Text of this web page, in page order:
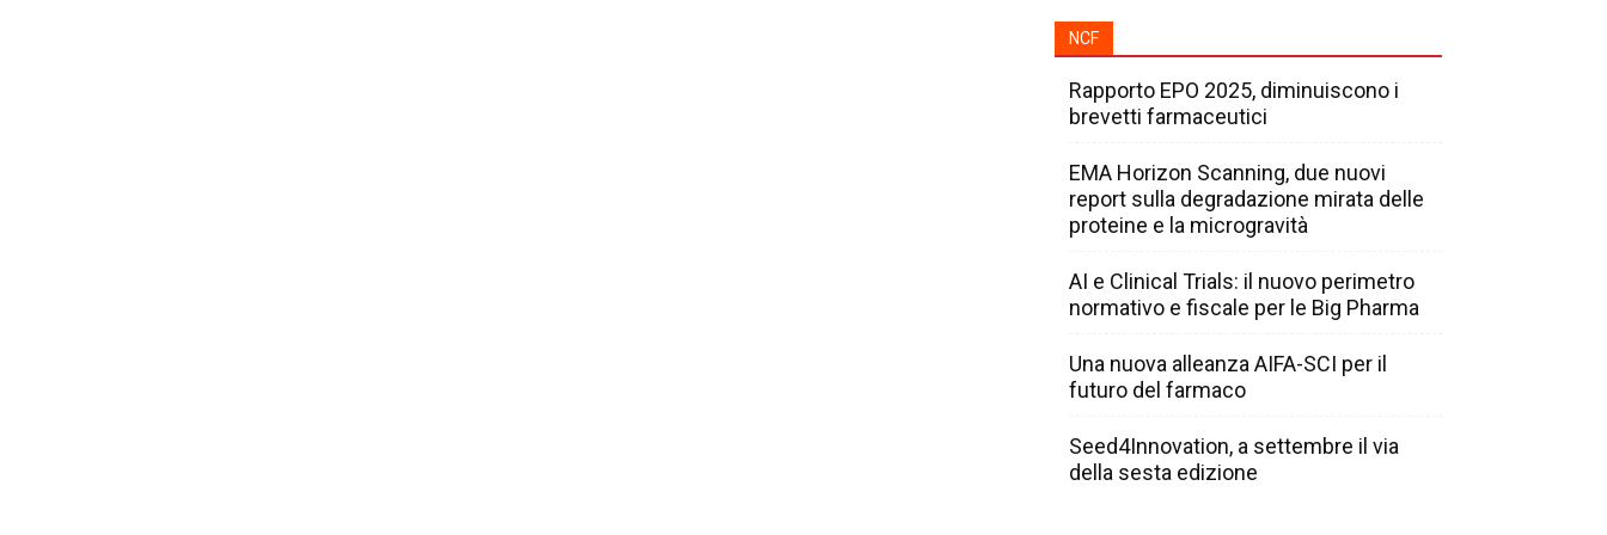
NCF
Rapporto EPO 2025, diminuiscono i
brevetti farmaceutici
EMA Horizon Scanning, due nuovi
report sulla degradazione mirata delle
proteine e la microgravità
AI e Clinical Trials: il nuovo perimetro
normativo e fiscale per le Big Pharma
Una nuova alleanza AIFA-SCI per il
futuro del farmaco
Seed4Innovation, a settembre il via
della sesta edizione